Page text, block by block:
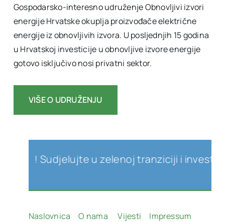
Gospodarsko-interesno udruženje Obnovljivi izvori
energije Hrvatske okuplja proizvođače električne
energije iz obnovljivih izvora. U posljednjih 15 godina
u Hrvatskoj investicije u obnovljive izvore energije
gotovo isključivo nosi privatni sektor.
VIŠE O UDRUŽENJU
Sudjelujte u zelenoj tranziciji i
Naslovnica O nama Vijesti
Impressum